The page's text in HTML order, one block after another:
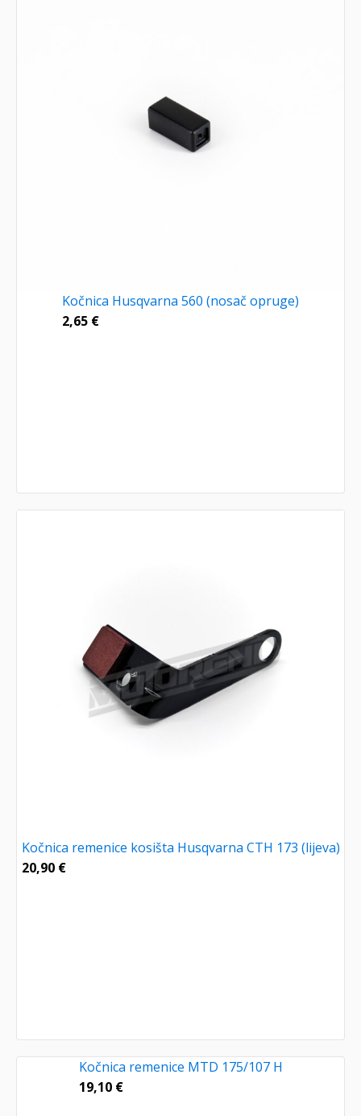
Kočnica Husqvarna 560 (nosač opruge)
2,65 €
Kočnica remenice kosišta Husqvarna CTH 173 (lijeva)
20,90 €
Kočnica remenice MTD 175/107 H
19,10 €